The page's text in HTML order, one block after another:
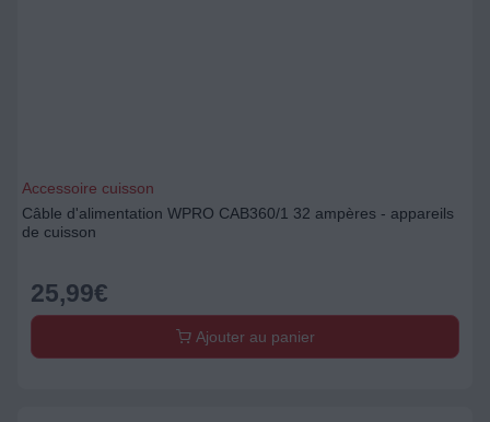
Accessoire cuisson
Câble d'alimentation WPRO CAB360/1 32 ampères - appareils
de cuisson
25,99€
Ajouter au panier